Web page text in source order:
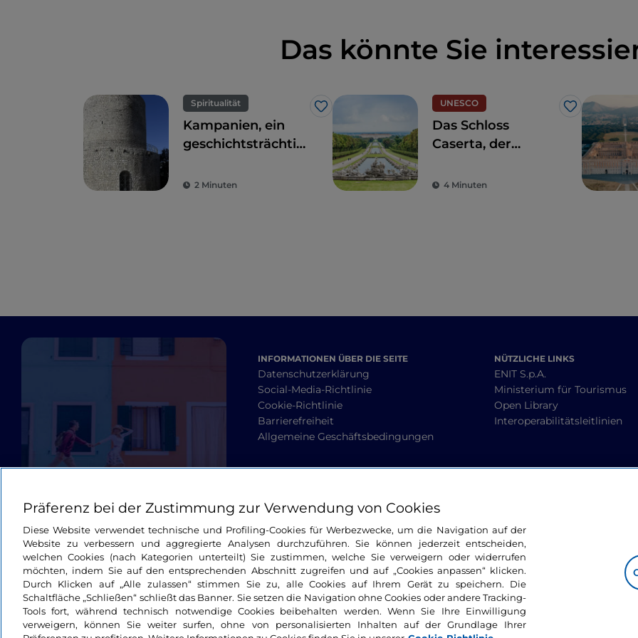
Das könnte Sie
Spiritualität
Like
Kampanien, ein
geschichtsträchtiger
2 Minuten
UNESCO
Like
Das Schloss
Caserta, der
des italienischen
4 Minuten
INFORMATIONEN ÜBER DIE SEITE
Datenschutzerklärung
Social-Media-Richtlinie
Cookie-Richtlinie
Barrierefreiheit
Allgemeine Geschäftsbedingungen
NÜTZLICHE LINKS
ENIT S.p.A.
Ministerium für Tourismus
Open Library
Interoperabilitätsleitlinien
Präferenz bei der Zustimmung zur Verwendung von Cookies
Diese Website verwendet technische und Profiling-Cookies für Werbezwecke, um die Navigation auf der
Website zu verbessern und aggregierte Analysen durchzuführen. Sie können jederzeit entscheiden,
welchen Cookies (nach Kategorien unterteilt) Sie zustimmen, welche Sie verweigern oder widerrufen
möchten, indem Sie auf den entsprechenden Abschnitt zugreifen und auf „Cookies anpassen“ klicken.
Durch Klicken auf „Alle zulassen“ stimmen Sie zu, alle Cookies auf Ihrem Gerät zu speichern. Die
Schaltfläche „Schließen“ schließt das Banner. Sie setzen die Navigation ohne Cookies oder andere Tracking-
Tools fort, während technisch notwendige Cookies beibehalten werden. Wenn Sie Ihre Einwilligung
verweigern, können Sie weiter surfen, ohne von personalisierten Inhalten auf der Grundlage Ihrer